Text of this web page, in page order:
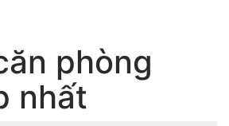
phòng
nhất